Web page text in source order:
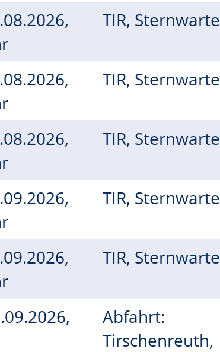
TIR, Sternwarte
TIR, Sternwarte
TIR, Sternwarte
TIR, Sternwarte
TIR, Sternwarte
Abfahrt:
Tirschenreuth,